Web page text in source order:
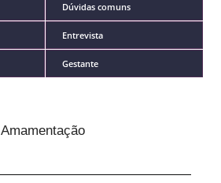
Dúvidas comuns
Entrevista
Gestante
Amamentação